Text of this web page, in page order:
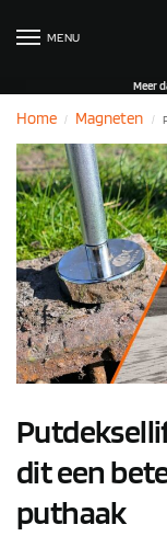
MENU
Meer
Home / Magneten /
dit een
puthaak